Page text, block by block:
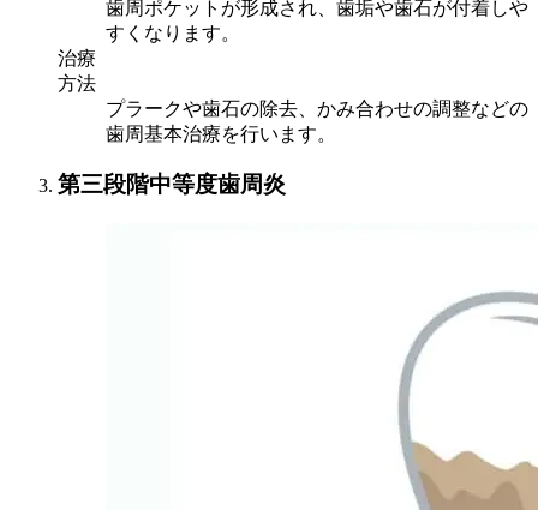
歯周ポケットが形成され、歯垢や歯石が付着しや
すくなります。
治療
方法
プラークや歯石の除去、かみ合わせの調整などの
歯周基本治療を行います。
第三段階中等度歯周炎